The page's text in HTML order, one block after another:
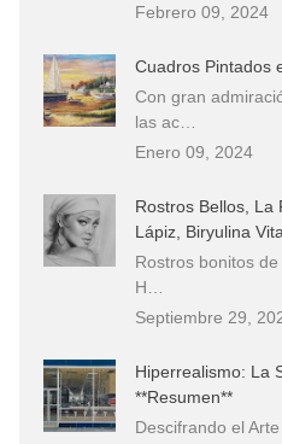
Febrero 09, 2024
Cuadros Pintados
Con gran
las ac…
Enero 09, 2024
Rostros Bellos, La
Lápiz, Biryulina Vita
Rostros bonitos
H…
Septiembre 29,
Hiperrealismo: La
**Resumen**
Descifrando el